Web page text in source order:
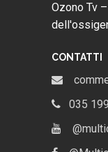
Ozono Tv
CONTATTI
035